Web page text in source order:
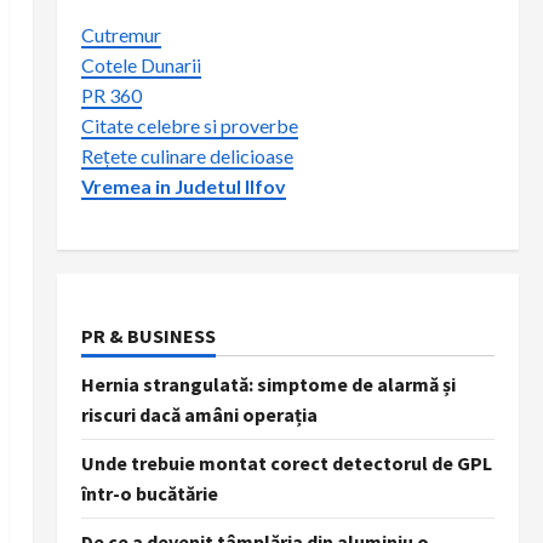
Cutremur
Cotele Dunarii
PR 360
Citate celebre si proverbe
Rețete culinare delicioase
Vremea in Judetul Ilfov
PR & BUSINESS
Hernia strangulată: simptome de alarmă și
riscuri dacă amâni operația
Unde trebuie montat corect detectorul de GPL
într-o bucătărie